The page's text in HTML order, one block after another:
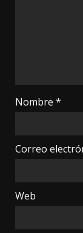
Nombre *
Correo
Web